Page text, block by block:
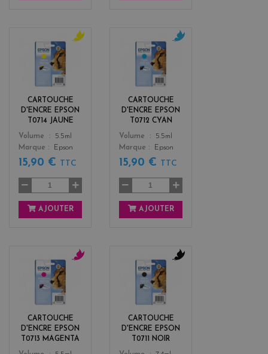
CARTOUCHE
D'ENCRE EPSON
T0714 JAUNE
Color
o
w
Volume
5.5ml
Marque
Epson
15,90 € TTC
AJOUTER
CARTOUCHE
D'ENCRE EPSON
T0712 CYAN
Color
Volume
5.5ml
Marque
Epson
15,90 € TTC
AJOUTER
CARTOUCHE
D'ENCRE EPSON
T0713 MAGENTA
n
t
a
CARTOUCHE
D'ENCRE EPSON
T0711 NOIR
k